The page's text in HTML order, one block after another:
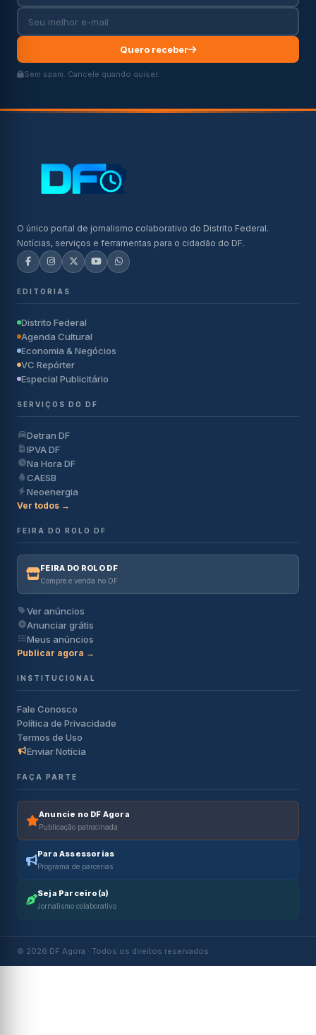
Quero receber
Sem spam. Cancele quando quiser.
O único portal de jornalismo colaborativo do Distrito Federal.
Notícias, serviços e ferramentas para o cidadão do DF.
EDITORIAS
Distrito Federal
Agenda Cultural
Economia & Negócios
VC Repórter
Especial Publicitário
SERVIÇOS DO DF
Detran DF
IPVA DF
Na Hora DF
CAESB
Neoenergia
Ver todos →
FEIRA DO ROLO DF
FEIRA DO ROLO DF
Compre e venda no DF
Ver anúncios
Anunciar grátis
Meus anúncios
Publicar agora →
INSTITUCIONAL
Fale Conosco
Política de Privacidade
Termos de Uso
Enviar Notícia
FAÇA PARTE
Anuncie no DF Agora
Publicação patrocinada
Para Assessorias
Programa de parcerias
Seja Parceiro(a)
Jornalismo colaborativo
© 2026 DF Agora · Todos os direitos reservados